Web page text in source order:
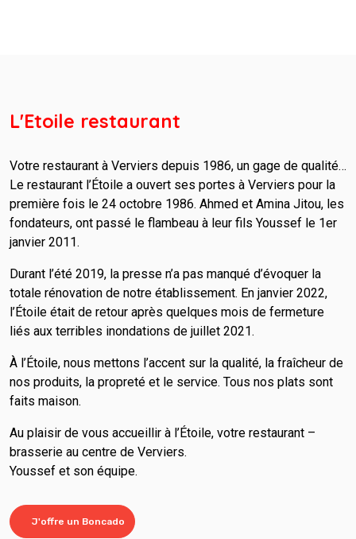
L'Etoile restaurant
Votre restaurant à Verviers depuis 1986, un gage de qualité…
Le restaurant l’Étoile a ouvert ses portes à Verviers pour la
première fois le 24 octobre 1986. Ahmed et Amina Jitou, les
fondateurs, ont passé le flambeau à leur fils Youssef le 1er
janvier 2011.
Durant l’été 2019, la presse n’a pas manqué d’évoquer la
totale rénovation de notre établissement. En janvier 2022,
l’Étoile était de retour après quelques mois de fermeture
liés aux terribles inondations de juillet 2021.
À l’Étoile, nous mettons l’accent sur la qualité, la fraîcheur de
nos produits, la propreté et le service. Tous nos plats sont
faits maison.
Au plaisir de vous accueillir à l’Étoile, votre restaurant –
brasserie au centre de Verviers.
Youssef et son équipe.
J'offre un Boncado